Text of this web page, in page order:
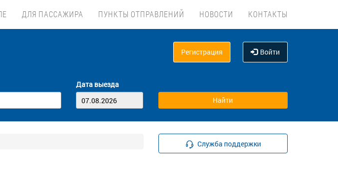
ДЛЯ ПАССАЖИРА ПУНКТЫ ОТПРАВЛЕНИЙ НОВОСТИ КОНТАКТЫ
Регистрация Войти
Дата выезда
Служба поддержки